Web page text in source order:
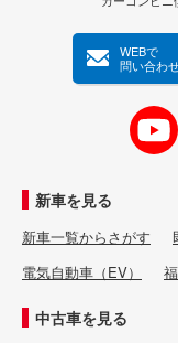
WEBで
問い合わ
新車を見る
新車一覧からさがす
電気自動車（EV）
中古車を見る